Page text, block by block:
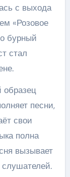
с выхода
«Розовое
бурный
стал
образец
песни,
свои
полна
вызывает